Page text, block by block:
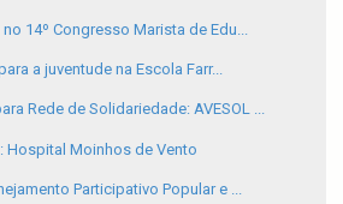
14º Congresso Marista de Edu...
a juventude na Escola Farr...
Rede de Solidariedade: AVESOL ...
Hospital Moinhos de Vento
Participativo Popular e ...